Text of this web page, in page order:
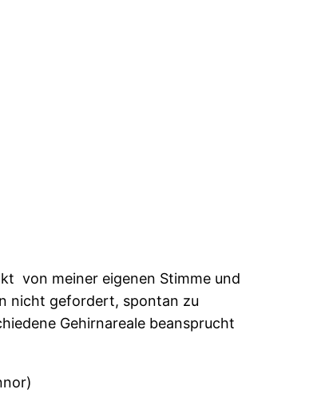
von meiner eigenen Stimme und
nicht gefordert, spontan zu
Gehirnareale beansprucht